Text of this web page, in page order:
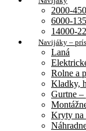
2000-
6000-
14000-
Navijáky –
Laná
Rolne a
Kladky,
Gurtne –
Kryty na